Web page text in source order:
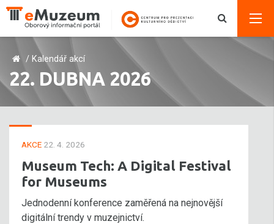
/ Kalendář akcí
22. DUBNA 2026
AKCE 22. 4. 2026
Museum Tech: A Digital Festival
for Museums
Jednodenní konference zaměřená na nejnovější
digitální trendy v muzejnictví.